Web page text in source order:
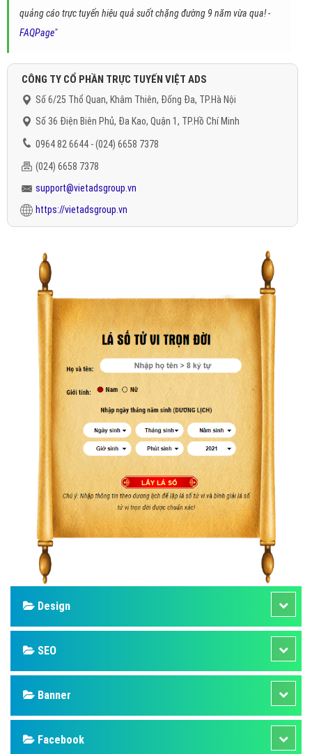
quảng cáo trực tuyến hiệu quả suốt chặng đường 9 năm vừa qua! -
FAQPage"
CÔNG TY CỔ PHẦN TRỰC TUYẾN VIỆT ADS
Số 6/25 Thổ Quan, Khâm Thiên, Đống Đa, TP.Hà Nội
Số 36 Điện Biên Phủ, Đa Kao, Quận 1, TP.Hồ Chí Minh
0964 82 6644 - (024) 6658 7378
(024) 6658 7378
support@vietadsgroup.vn
https://vietadsgroup.vn
Design
SEO
Banner
Facebook